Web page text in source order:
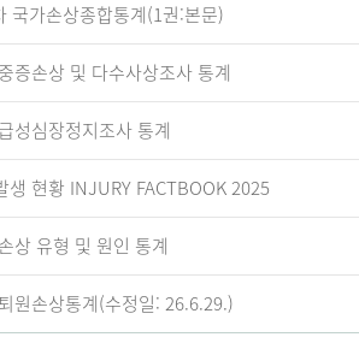
국가손상종합통계(1권:본문)
증손상 및 다수사상조사 통계
성심장정지조사 통계
생 현황 INJURY FACTBOOK 2025
상 유형 및 원인 통계
원손상통계(수정일: 26.6.29.)